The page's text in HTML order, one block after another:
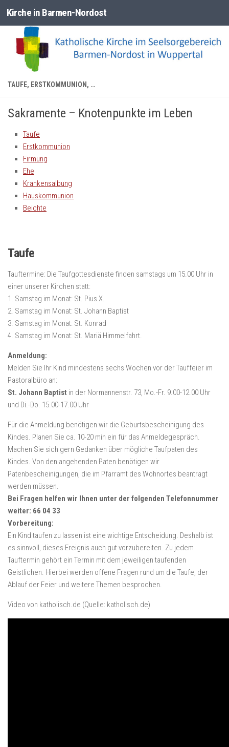
Zum Inhalt springen
Kirche in Barmen-Nordost
TAUFE, ERSTKOMMUNION, …
Sakramente – Knotenpunkte im Leben
Taufe
Erstkommunion
Firmung
Ehe
Krankensalbung
Hauskommunion
Beichte
Taufe
Tauftermine: Die Taufgottesdienste finden samstags um 15.00 Uhr in
einer unserer Kirchen statt:
1. Samstag im Monat: St. Pius X.
2. Samstag im Monat: St. Johann Baptist
3. Samstag im Monat: St. Konrad
4. Samstag im Monat: St. Mariä Himmelfahrt.
Anmeldung:
Melden Sie Ihr Kind mindestens sechs Wochen vor der Tauffeier im
Pastoralbüro an:
St. Johann Baptist in der Normannenstr. 73, Mo.-Fr. 9.00-12.00 Uhr
und Di.-Do. 15.00-17.00 Uhr
Für die Anmeldung benötigen wir die Geburtsbescheinigung des
Kindes. Planen Sie ca. 10-20 min ein für das Anmeldegespräch.
Machen Sie sich gern Gedanken über mögliche Taufpaten des
Kindes. Von den angehenden Paten benötigen wir
Patenbescheinigungen, die im Pfarramt des Wohnortes beantragt
werden müssen.
Bei Fragen helfen wir Ihnen unter der folgenden Telefonnummer
weiter: 66 04 33
Vorbereitung:
Ein Kind taufen zu lassen ist eine wichtige Entscheidung. Deshalb ist
es sinnvoll, dieses Ereignis auch gut vorzubereiten. Zu jedem
Tauftermin gehört ein Termin mit dem jeweiligen taufenden
Geistlichen. Hierbei werden offene Fragen rund um die Taufe, der
Ablauf der Feier und weitere Themen besprochen.
Video von katholisch.de (Quelle: katholisch.de)